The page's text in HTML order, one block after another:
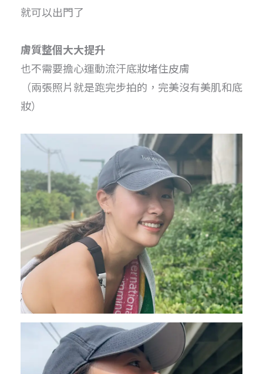
就可以出門了
膚質整個大大提升
也不需要擔心運動流汗底妝堵住皮膚
（兩張照片就是跑完步拍的，完美沒有美肌和底
妝）